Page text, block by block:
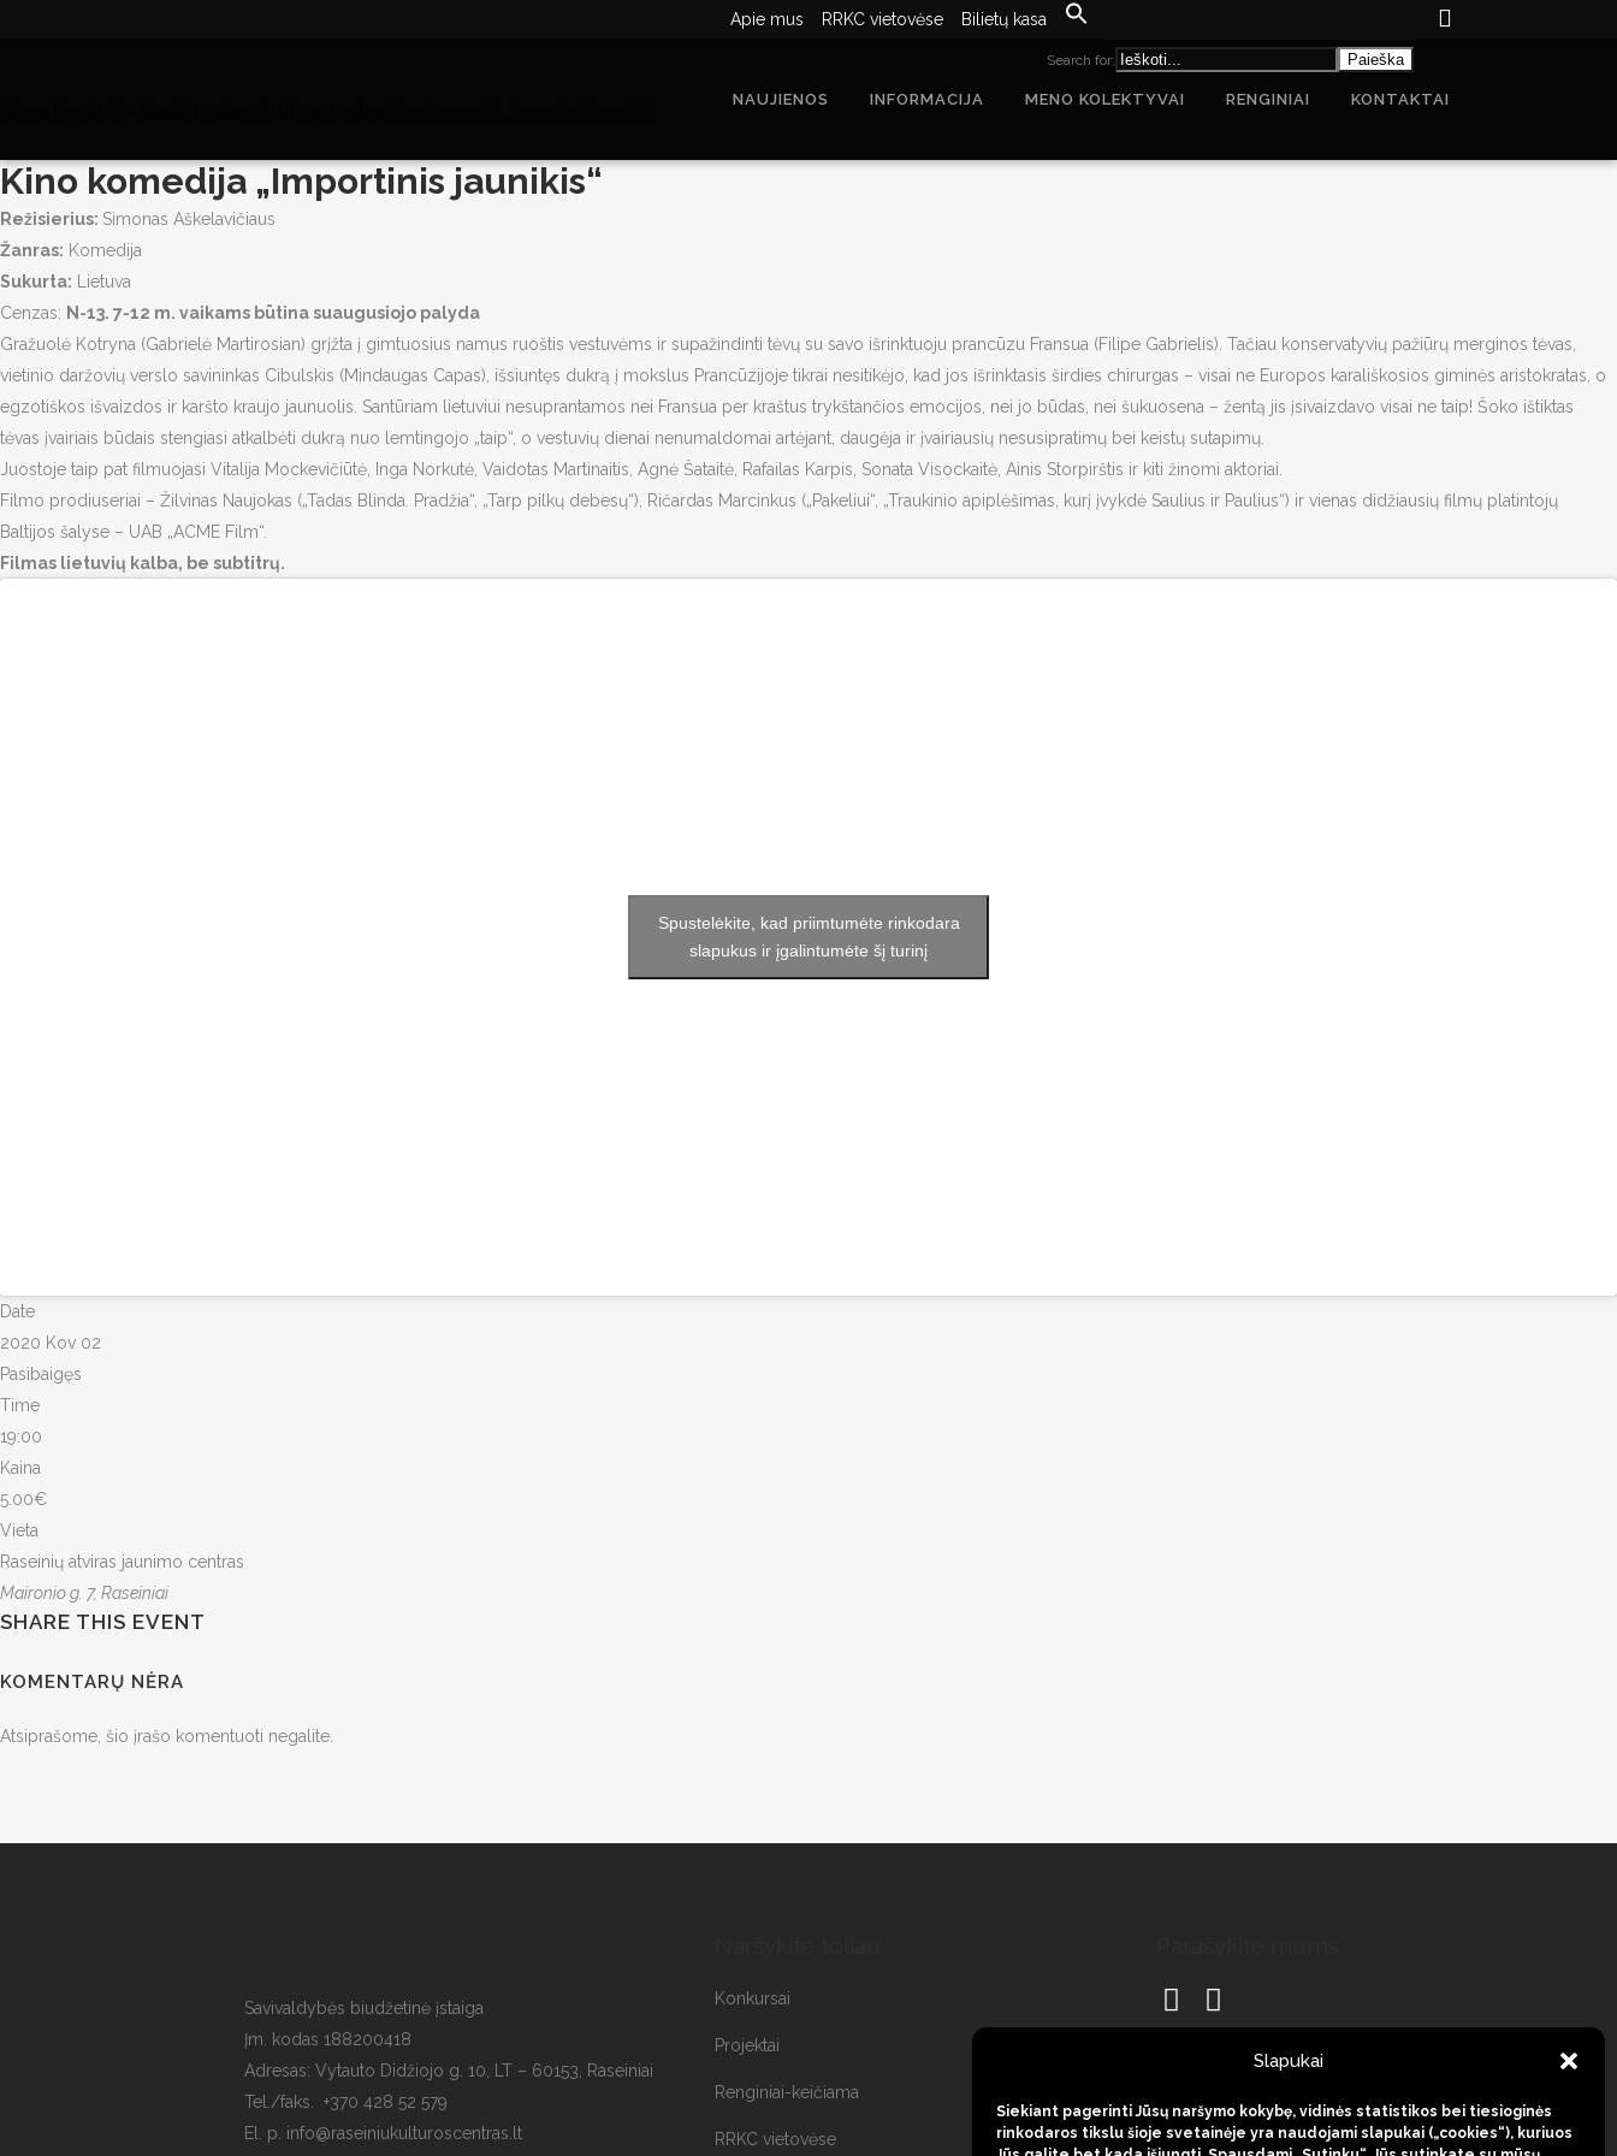
Slapukai
Siekiant pagerinti Jūsų naršymo kokybę, vidinės statistikos bei tiesioginės
rinkodaros tikslu šioje svetainėje yra naudojami slapukai („cookies“), kuriuos
Apie mus RRKC vietovėse Bilietų kasa
Search for:
NAUJIENOS INFORMACIJA MENO KOLEKTYVAI RENGINIAI KONTAKTAI
Kino komedija „Importinis jaunikis“
Režisierius: Simonas Aškelavičiaus
Žanras: Komedija
Sukurta: Lietuva
Cenzas: N-13. 7-12 m. vaikams būtina suaugusiojo palyda
Gražuolė Kotryna (Gabrielė Martirosian) grįžta į gimtuosius namus ruoštis vestuvėms ir supažindinti tėvų su savo išrinktuoju prancūzu Fransua (Filipe Gabrielis). Tačiau konservatyvių pažiūrų merginos tėvas,
vietinio daržovių verslo savininkas Cibulskis (Mindaugas Capas), išsiuntęs dukrą į mokslus Prancūzijoje tikrai nesitikėjo, kad jos išrinktasis širdies chirurgas – visai ne Europos karališkosios giminės aristokratas, o
egzotiškos išvaizdos ir karšto kraujo jaunuolis. Santūriam lietuviui nesuprantamos nei Fransua per kraštus trykštančios emocijos, nei jo būdas, nei šukuosena – žentą jis įsivaizdavo visai ne taip! Šoko ištiktas
tėvas įvairiais būdais stengiasi atkalbėti dukrą nuo lemtingojo „taip“, o vestuvių dienai nenumaldomai artėjant, daugėja ir įvairiausių nesusipratimų bei keistų sutapimų.
Juostoje taip pat filmuojasi Vitalija Mockevičiūtė, Inga Norkutė, Vaidotas Martinaitis, Agnė Šataitė, Rafailas Karpis, Sonata Visockaitė, Ainis Storpirštis ir kiti žinomi aktoriai.
Filmo prodiuseriai – Žilvinas Naujokas („Tadas Blinda. Pradžia“, „Tarp pilkų debesų“), Ričardas Marcinkus („Pakeliui“, „Traukinio apiplėšimas, kurį įvykdė Saulius ir Paulius“) ir vienas didžiausių filmų platintojų
Baltijos šalyse – UAB „ACME Film“.
Filmas lietuvių kalba, be subtitrų.
Spustelėkite, kad priimtumėte rinkodara
slapukus ir įgalintumėte šį turinį
Date
2020 Kov 02
Pasibaigęs
Time
19:00
Kaina
5.00€
Vieta
Raseinių atviras jaunimo centras
Maironio g. 7, Raseiniai
SHARE THIS EVENT
KOMENTARŲ NĖRA
Atsiprašome, šio įrašo komentuoti negalite.
Savivaldybės biudžetinė įstaiga
Įm. kodas 188200418
Adresas: Vytauto Didžiojo g. 10, LT – 60153, Raseiniai
Tel./faks. +370 428 52 579
El. p. info@raseiniukulturoscentras.lt
Konkursai
Projektai
Renginiai-keičiama
RRKC vietovėse